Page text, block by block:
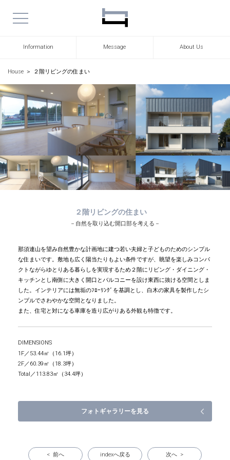
Information Message About Us
２階リビングの住まい
－自然を取り込む開口部を考える－
House ＞ ２階リビングの住まい
那須連山を望み自然豊かな計画地に建つ若い夫婦と子どものためのシンプル
な住まいです。敷地も広く陽当たりもよい条件ですが、眺望を楽しみコンパ
クトながらゆとりある暮らしを実現するため２階にリビング・ダイニング・
キッチンとし南側に大きく開口とバルコニーを設け東西に抜ける空間としま
した。インテリアには無垢のﾌﾛｰﾘﾝｸﾞを基調とし、白木の家具を製作したシ
ンプルでさわやかな空間となりました。
また、住宅と対になる車庫を造り広がりある外観も特徴です。
DIMENSIONS
1F
53.44㎡（16.1坪）
2F
60.39㎡（18.3坪）
Total
113.83㎡（34.4坪）
フォトギャラリーを見る
< 前へ indexへ戻る 次へ >